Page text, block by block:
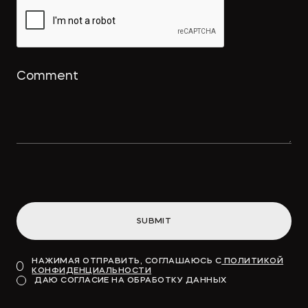
использование товарного знака и
охрана для реально оказанных
услуг
ПРАВО.РУ
привлекут «длинные деньги» в
Модель для финансирования
SUBMIT
НАЖИМАЯ ОТПРАВИТЬ, СОГЛАШАЮСЬ С ПОЛИТИКОЙ
КОНФИДЕНЦИАЛЬНОСТИ
ДАЮ СОГЛАСИЕ НА ОБРАБОТКУ ДАННЫХ